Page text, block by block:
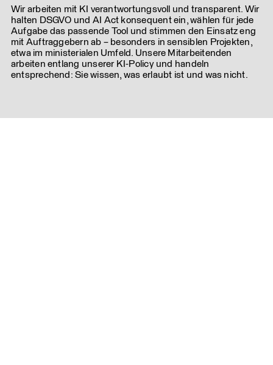
Wir arbeiten mit KI verantwortungsvoll und transparent. Wir
halten DSGVO und AI Act konsequent ein, wählen für jede
Aufgabe das passende Tool und stimmen den Einsatz eng
mit Auftraggebern ab – besonders in sensiblen Projekten,
etwa im ministerialen Umfeld. Unsere Mitarbeitenden
arbeiten entlang unserer KI-Policy und handeln
entsprechend: Sie wissen, was erlaubt ist und was nicht.